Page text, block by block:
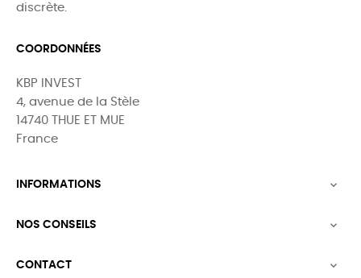
discrète.
COORDONNÉES
KBP INVEST
4, avenue de la Stèle
14740 THUE ET MUE
France
INFORMATIONS 
NOS CONSEILS 
CONTACT 